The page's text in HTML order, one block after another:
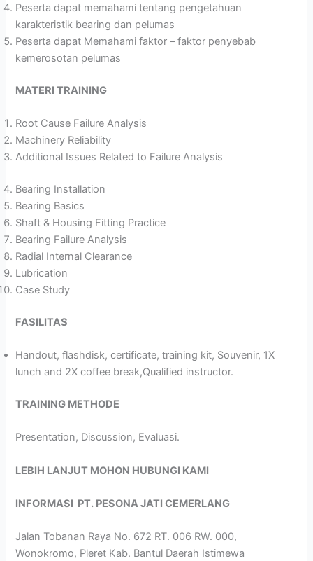
Peserta dapat memahami tentang pengetahuan
karakteristik bearing dan pelumas
Peserta dapat Memahami faktor – faktor penyebab
kemerosotan pelumas
MATERI TRAINING
Root Cause Failure Analysis
Machinery Reliability
Additional Issues Related to Failure Analysis
Bearing Installation
Bearing Basics
Shaft & Housing Fitting Practice
Bearing Failure Analysis
Radial Internal Clearance
Lubrication
Case Study
FASILITAS
Handout, flashdisk, certificate, training kit, Souvenir, 1X
lunch and 2X coffee break,Qualified instructor.
TRAINING METHODE
Presentation, Discussion, Evaluasi.
LEBIH LANJUT MOHON HUBUNGI KAMI
INFORMASI PT. PESONA JATI CEMERLANG
Jalan Tobanan Raya No. 672 RT. 006 RW. 000,
Wonokromo, Pleret Kab. Bantul Daerah Istimewa